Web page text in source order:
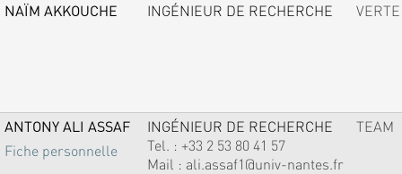
NAÏM AKKOUCHE INGÉNIEUR DE RECHERCHE VERTE
ANTONY ALI ASSAF
Fiche personnelle
INGÉNIEUR DE RECHERCHE
Tel. : +33 2 53 80 41 57
Mail : ali.assaf1@univ-nantes.fr
TEAM